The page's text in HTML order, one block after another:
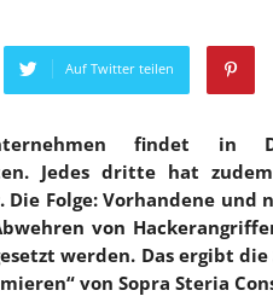
Auf Twitter teilen
findet in
Jedes dritte hat
Folge: Vorhandene
von
werden. Das ergibt
von Sopra Steria